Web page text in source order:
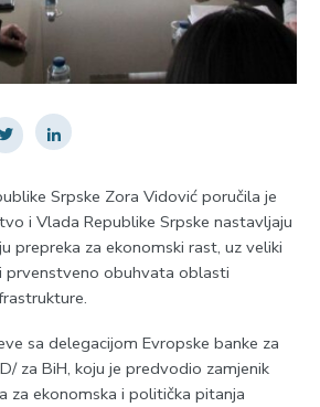
Srpske Zora Vidović poručila je
i Vlada Republike Srpske nastavljaju
prepreka za ekonomski rast, uz veliki
prvenstveno obuhvata oblasti
sa delegacijom Evropske banke za
za BiH, koju je predvodio zamjenik
za ekonomska i politička pitanja